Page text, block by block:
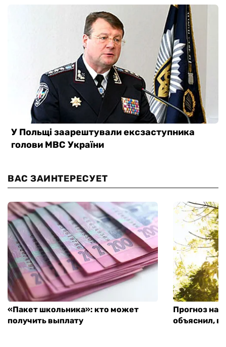
ВАС ЗАИНТЕРЕСУЕТ
«Пакет школьника»: кто может
получить выплату
Прогноз на
объяснил,